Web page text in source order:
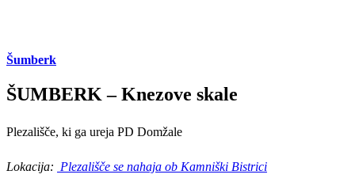
Šumberk
ŠUMBERK – Knezove skale
Plezališče, ki ga ureja PD Domžale
Lokacija: Plezališče se nahaja ob Kamniški Bistrici